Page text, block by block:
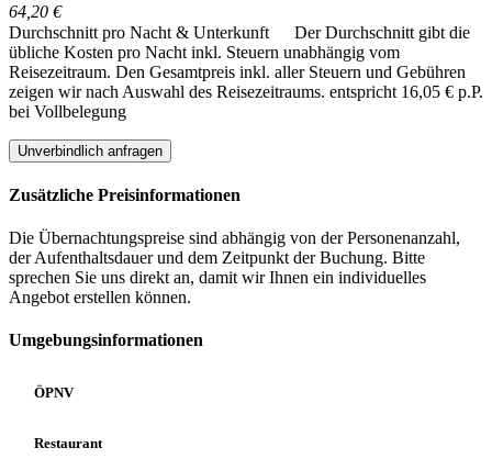
64,20 €
Durchschnitt pro Nacht & Unterkunft
Der Durchschnitt gibt die
übliche Kosten pro Nacht inkl. Steuern unabhängig vom
Reisezeitraum. Den Gesamtpreis inkl. aller Steuern und Gebühren
zeigen wir nach Auswahl des Reisezeitraums. entspricht 16,05 € p.P.
bei Vollbelegung
Unverbindlich anfragen
Zusätzliche Preisinformationen
Die Übernachtungspreise sind abhängig von der Personenanzahl,
der Aufenthaltsdauer und dem Zeitpunkt der Buchung. Bitte
sprechen Sie uns direkt an, damit wir Ihnen ein individuelles
Angebot erstellen können.
Umgebungsinformationen
ÖPNV
Restaurant